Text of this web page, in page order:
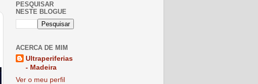
PESQUISAR
NESTE BLOGUE
ACERCA DE MIM
Ultraperiferias
- Madeira
Ver o meu perfil